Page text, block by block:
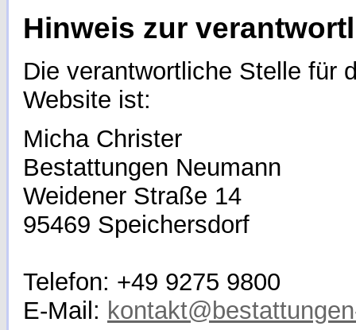
Hinweis zur
Die verantwortliche Stelle für
Website ist:
Micha Christer
Bestattungen Neumann
Weidener Straße 14
95469 Speichersdorf
Telefon: +49 9275 9800
E-Mail: